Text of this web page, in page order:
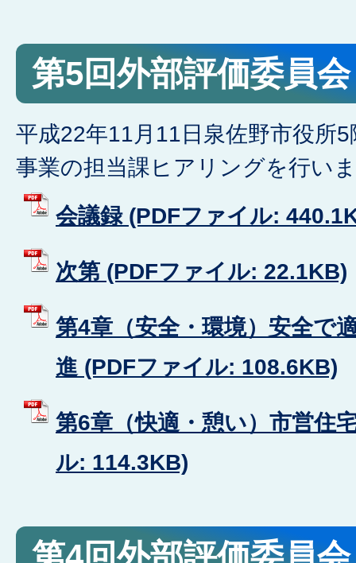
第5回外部評価委員会
平成22年11月11日泉佐野市役所
事業の担当課ヒアリングを行い
会議録 (PDFファイル:
次第 (PDFファイル: 22.1KB)
第4章（安全・環境）安全で
進 (PDFファイル: 108.6KB)
第6章（快適・憩い）市営住
ル: 114.3KB)